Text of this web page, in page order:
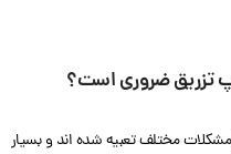
تزریق ضروری است؟
مختلف تعبیه شده اند و بسیار